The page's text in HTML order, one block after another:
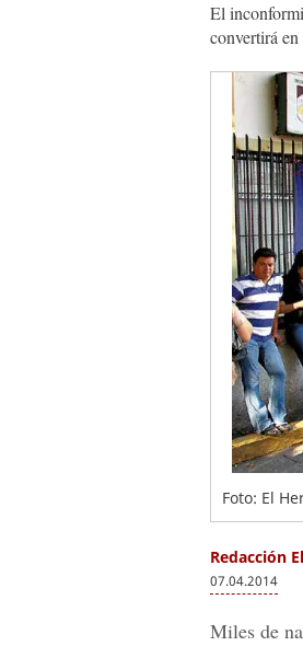
El
convertirá
Foto: El
Redacción
07.04.2014
Miles de